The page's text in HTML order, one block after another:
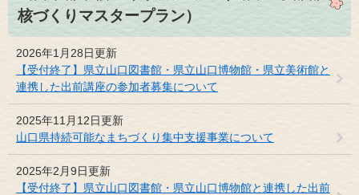
核づくりマスタープラン）
2026年1月28日更新
【受付終了】県立山口図書館・県立山口博物館・県立美術館と
連携した出前講座の参加者募集について
2025年11月12日更新
山口県持続可能なまちづくり集中支援事業について
2025年2月9日更新
【受付終了】県立山口図書館・県立山口博物館と連携した出前